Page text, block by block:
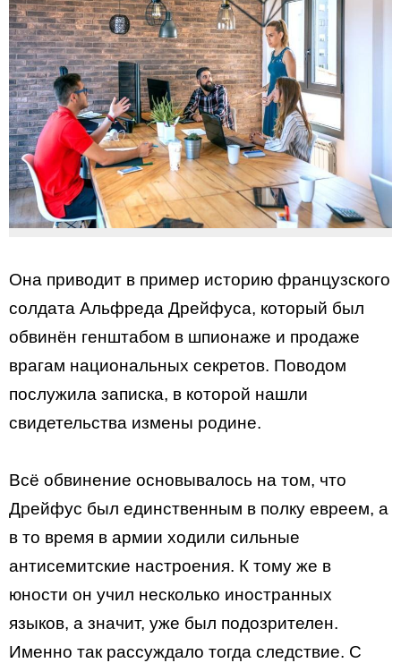
Она приводит в пример историю французского
солдата Альфреда Дрейфуса, который был
обвинён генштабом в шпионаже и продаже
врагам национальных секретов. Поводом
послужила записка, в которой нашли
свидетельства измены родине.
Всё обвинение основывалось на том, что
Дрейфус был единственным в полку евреем, а
в то время в армии ходили сильные
антисемитские настроения. К тому же в
юности он учил несколько иностранных
языков, а значит, уже был подозрителен.
Именно так рассуждало тогда следствие. С